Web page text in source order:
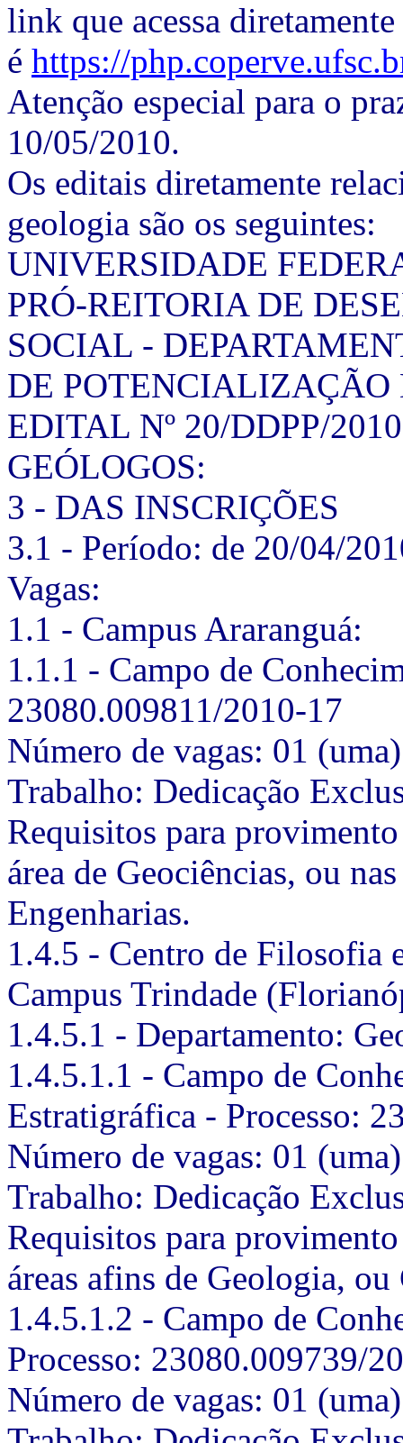
link que acessa
é https://
Atenção especial para o
10/05/2010.
Os editais diretamente
geologia são os seguintes:
UNIVERSIDADE
PRÓ-REITORIA DE
SOCIAL -
DE POTENCIALIZAÇÃO
EDITAL Nº 20/DDPP/
GEÓLOGOS:
3 - DAS INSCRIÇÕES
3.1 - Período: de 20/04/
Vagas:
1.1 - Campus Araranguá:
1.1.1 - Campo de
23080.009811/2010-17
Número de vagas: 01
Trabalho: Dedicação
Requisitos para
área de Geociências, ou
Engenharias.
1.4.5 - Centro de Filosofia
Campus Trindade
1.4.5.1 - Departamento:
1.4.5.1.1 - Campo de
Estratigráfica - Processo:
Número de vagas: 01
Trabalho: Dedicação
Requisitos para
áreas afins de Geologia, ou
1.4.5.1.2 - Campo de
Processo: 23080.009739/
Número de vagas: 01